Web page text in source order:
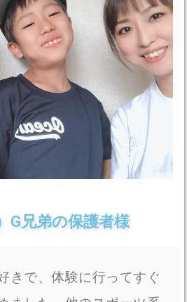
G兄弟の保護者様
きで、体験に行ってすぐ